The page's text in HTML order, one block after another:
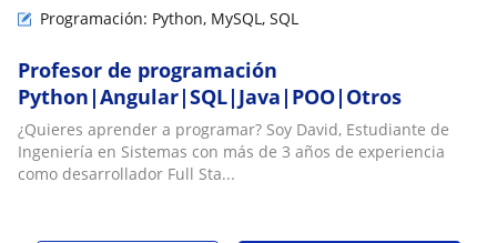
Programación: Python, MySQL, SQL
Profesor de programación
Python|Angular|SQL|Java|POO|Otros
¿Quieres aprender a programar? Soy David, Estudiante de
Ingeniería en Sistemas con más de 3 años de experiencia
como desarrollador Full Sta...